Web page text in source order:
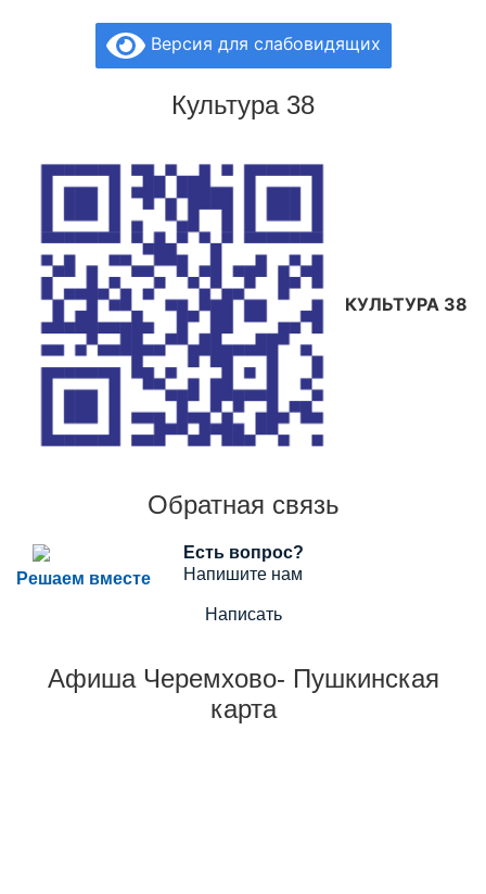
Версия для слабовидящих
Культура 38
КУЛЬТУРА 38
Обратная связь
Решаем вместе
Есть вопрос?
Напишите нам
Написать
Афиша Черемхово- Пушкинская
карта